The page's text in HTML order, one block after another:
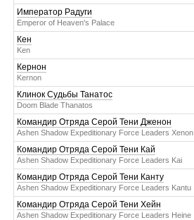
Император Радуги
Emperor of Heaven's Palace
Кен
Ken
Кернон
Kernon
Клинок Судьбы Танатос
Doom Blade Thanatos
Командир Отряда Серой Тени Дженон
Ashen Shadow Expeditionary Force Leaders Xenon
Командир Отряда Серой Тени Кай
Ashen Shadow Expeditionary Force Leaders Kai
Командир Отряда Серой Тени Канту
Ashen Shadow Expeditionary Force Leaders Kantu
Командир Отряда Серой Тени Хейн
Ashen Shadow Expeditionary Force Leaders Heine